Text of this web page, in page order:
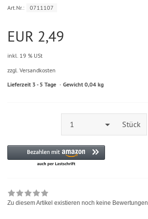
Art.Nr.: 0711107
EUR 2,49
inkl. 19 % USt
zzgl. Versandkosten
Lieferzeit 3 - 5 Tage Gewicht 0,04 kg
1 Stück
Zu diesem Artikel existieren noch keine Bewertungen